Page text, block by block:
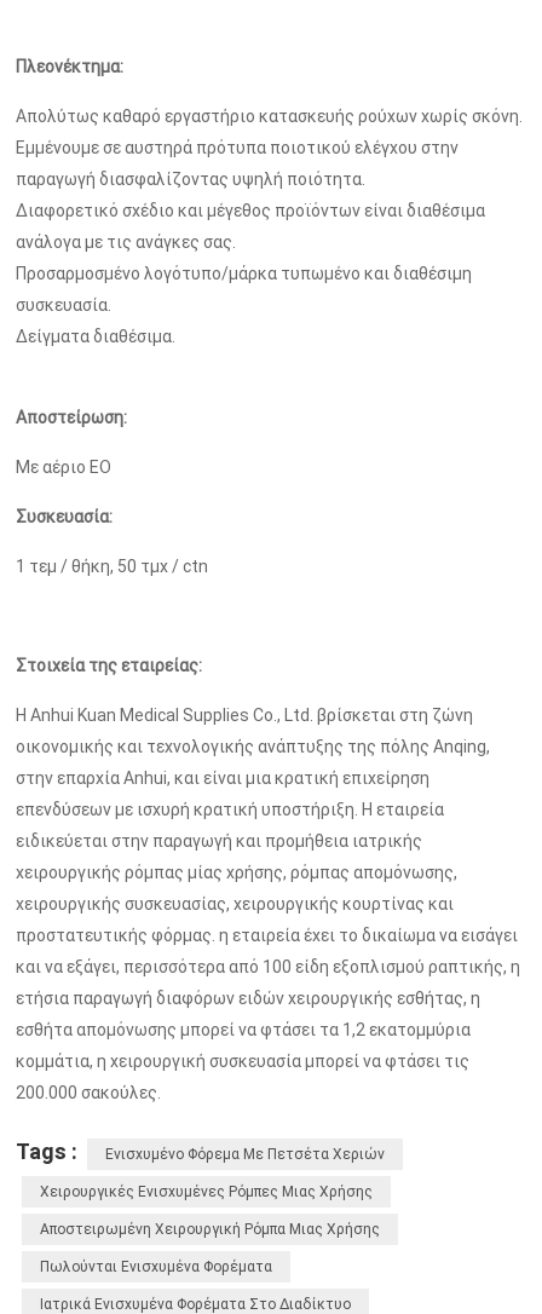
Πλεονέκτημα:
Απολύτως καθαρό εργαστήριο κατασκευής ρούχων χωρίς σκόνη.
Εμμένουμε σε αυστηρά πρότυπα ποιοτικού ελέγχου στην
παραγωγή διασφαλίζοντας υψηλή ποιότητα.
Διαφορετικό σχέδιο και μέγεθος προϊόντων είναι διαθέσιμα
ανάλογα με τις ανάγκες σας.
Προσαρμοσμένο λογότυπο/μάρκα τυπωμένο και διαθέσιμη
συσκευασία.
Δείγματα διαθέσιμα.
Αποστείρωση:
Με αέριο ΕΟ
Συσκευασία:
1 τεμ / θήκη, 50 τμχ / ctn
Στοιχεία της εταιρείας:
Η Anhui Kuan Medical Supplies Co., Ltd. βρίσκεται στη ζώνη
οικονομικής και τεχνολογικής ανάπτυξης της πόλης Anqing,
στην επαρχία Anhui, και είναι μια κρατική επιχείρηση
επενδύσεων με ισχυρή κρατική υποστήριξη. Η εταιρεία
ειδικεύεται στην παραγωγή και προμήθεια ιατρικής
χειρουργικής ρόμπας μίας χρήσης, ρόμπας απομόνωσης,
χειρουργικής συσκευασίας, χειρουργικής κουρτίνας και
προστατευτικής φόρμας. η εταιρεία έχει το δικαίωμα να εισάγει
και να εξάγει, περισσότερα από 100 είδη εξοπλισμού ραπτικής, η
ετήσια παραγωγή διαφόρων ειδών χειρουργικής εσθήτας, η
εσθήτα απομόνωσης μπορεί να φτάσει τα 1,2 εκατομμύρια
κομμάτια, η χειρουργική συσκευασία μπορεί να φτάσει τις
200.000 σακούλες.
Tags : Ενισχυμένο Φόρεμα Με Πετσέτα Χεριών
Χειρουργικές Ενισχυμένες Ρόμπες Μιας Χρήσης
Αποστειρωμένη Χειρουργική Ρόμπα Μιας Χρήσης
Πωλούνται Ενισχυμένα Φορέματα
Ιατρικά Ενισχυμένα Φορέματα Στο Διαδίκτυο